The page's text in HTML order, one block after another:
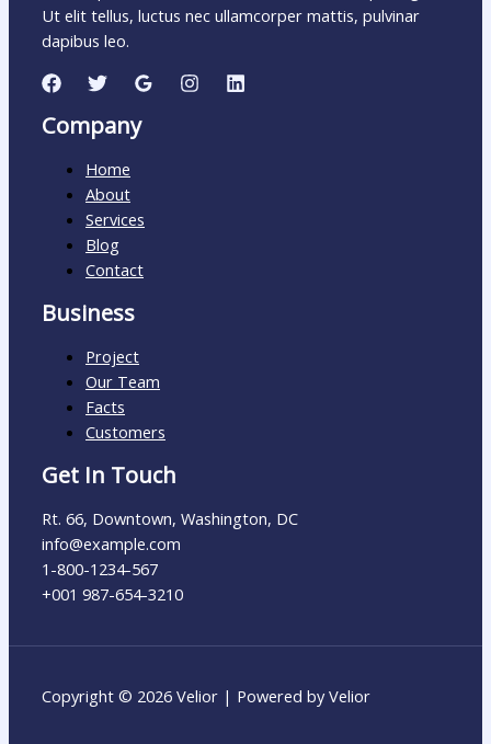
Ut elit tellus, luctus nec ullamcorper mattis, pulvinar
dapibus leo.
Company
Home
About
Services
Blog
Contact
Business
Project
Our Team
Facts
Customers
Get In Touch
Rt. 66, Downtown, Washington, DC
info@example.com​
1-800-1234-567
+001 987-654-3210
Copyright © 2026 Velior | Powered by Velior